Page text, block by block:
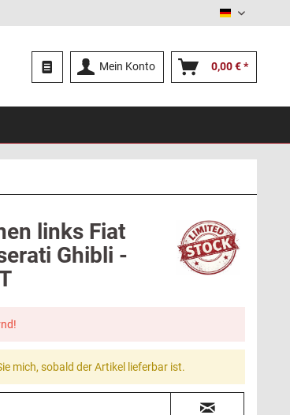
Deutsch
Mein Konto 0,00 € *
links Fiat
Ghibli -
mich, sobald der Artikel lieferbar ist.